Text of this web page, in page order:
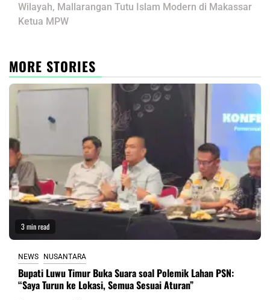
Wilayah, Mallarangan Tutu
Ketua MPW
Islam Modern di Makassar
MORE STORIES
3 min read
NEWS NUSANTARA
Bupati Luwu Timur Buka Suara soal Polemik Lahan PSN:
“Saya Turun ke Lokasi, Semua Sesuai Aturan”